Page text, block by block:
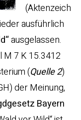
(Aktenzeich
ausführlich
ausgelassen.
M 7 K 15.3412
(Quelle 2)
der Meinung,
Bayern